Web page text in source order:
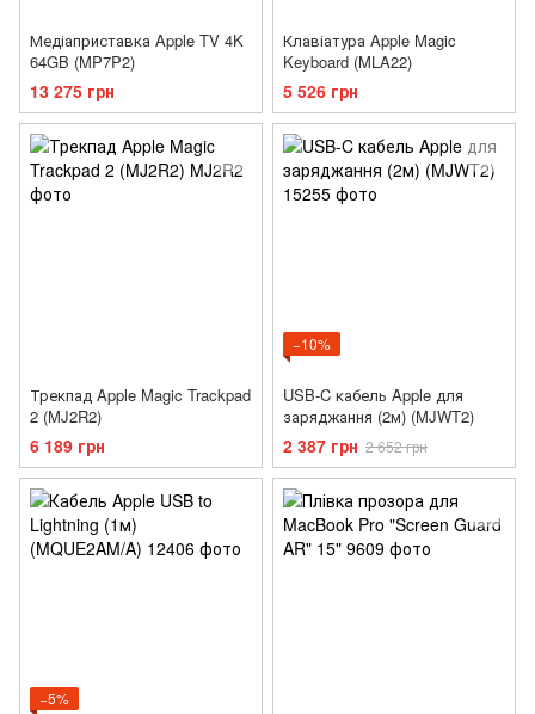
Медіаприставка Apple TV 4K
64GB (MP7P2)
13 275 грн
Клавіатура Apple Magic
Keyboard (MLA22)
5 526 грн
Трекпад Apple Magic Trackpad
2 (MJ2R2)
6 189 грн
−10%
USB-C кабель Apple для
заряджання (2м) (MJWT2)
2 387 грн 2 652 грн
−5%